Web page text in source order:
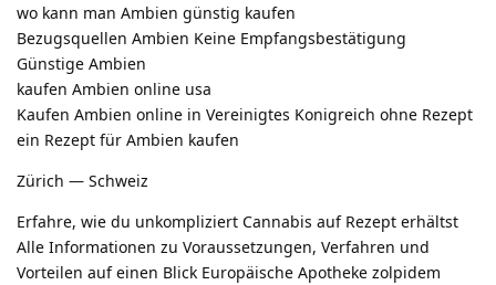
wo kann man Ambien günstig kaufen
Bezugsquellen Ambien Keine Empfangsbestätigung
Günstige Ambien
kaufen Ambien online usa
Kaufen Ambien online in Vereinigtes Konigreich ohne Rezept
ein Rezept für Ambien kaufen
Zürich — Schweiz
Erfahre, wie du unkompliziert Cannabis auf Rezept erhältst
Alle Informationen zu Voraussetzungen, Verfahren und
Vorteilen auf einen Blick Europäische Apotheke zolpidem